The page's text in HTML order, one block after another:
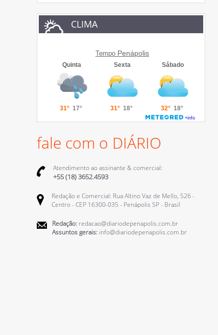
CLIMA
Tempo Penápolis
fale com o DIÁRIO
Atendimento ao assinante & comercial:
+55 (18) 3652.4593
Redação e Comercial: Rua Altino Vaz de Mello, 526 -
Centro - CEP 16300-035 - Penápolis SP - Brasil
Redação: redacao@diariodepenapolis.com.br
Assuntos gerais: info@diariodepenapolis.com.br